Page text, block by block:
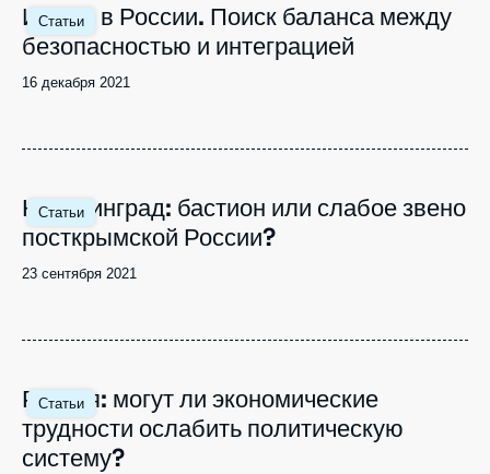
Статьи
Image
principale
Ислам в России. Поиск баланса между
безопасностью и интеграцией
Date
16 декабря 2021
Статьи
Image
principale
Калининград: бастион или слабое звено
посткрымской России?
Date
23 сентября 2021
Статьи
Image
principale
Россия: могут ли экономические
трудности ослабить политическую
систему?